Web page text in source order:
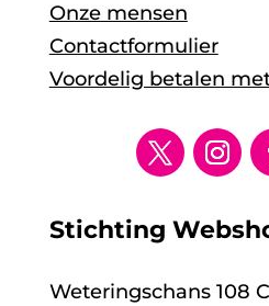
Onze mensen
Contactformulier
Voordelig betalen
Stichting
Weteringschans 108 C